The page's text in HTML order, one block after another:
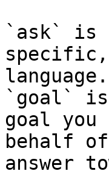
`ask` is
language.
`goal` is
goal
behalf
answer